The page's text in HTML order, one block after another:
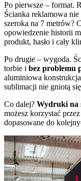
Po pierwsze – format.
Ścianka reklamowa
szeroka na 7 metrów?
opowiedzenie historii
produkt, hasło i cały
Po drugie – wygoda.
torbie i bez problemu
aluminiowa
sublimacji nie gniotą
Co dalej? Wydruki na
możesz korzystać
dopasowane do